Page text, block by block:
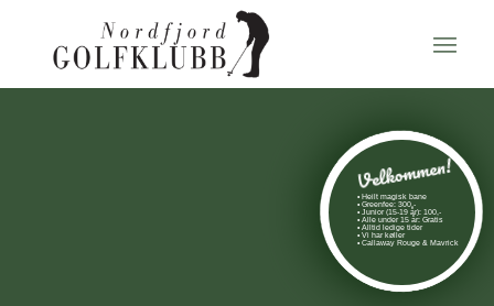
Velkommen!
• Heilt magisk bane
• Greenfee: 300,-
• Junior (15-19 år): 100,-
• Alle under 15 år: Gratis
• Alltid ledige tider
• Vi har køller
• Callaway Rouge & Mavrick